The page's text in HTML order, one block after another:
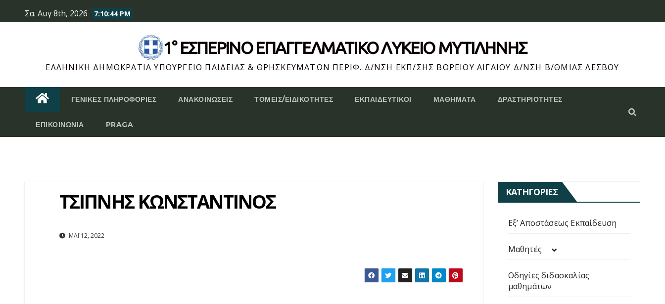
to
Σα. Αυγ 8th, 2026 7:10:44 PM
1° ΕΣΠΕΡΙΝΌ ΕΠΆΓΓΕΛΜΑΤΙΚΟ ΛΥΚΕΙΟ ΜΥΤΙΛΗΝΗΣ
ΕΛΛΗΝΙΚΉ ΔΗΜΟΚΡΑΤΊΑ ΥΠΟΥΡΓΕΊΟ ΠΑΙΔΕΙΑΣ & ΘΡΗΣΚΕΥΜΑΤΩΝ ΠΕΡΙΦ. Δ/ΝΣΗ ΕΚΠ/ΣΗΣ ΒΟΡΕΙΟΥ ΑΙΓΑΙΟΥ Δ/ΝΣΗ Β/ΘΜΙΑΣ ΛΕΣΒΟΥ
ΓΕΝΙΚΈΣ ΠΛΗΡΟΦΟΡΊΕΣ ΑΝΑΚΟΙΝΏΣΕΙΣ ΤΟΜΕΊΣ/ΕΙΔΙΚΌΤΗΤΕΣ ΕΚΠΑΙΔΕΥΤΙΚΟΊ ΜΑΘΗΜΑΤΑ ΔΡΑΣΤΗΡΙΌΤΗΤΕΣ
ΕΠΙΚΟΙΝΩΝΊΑ PRAGA
ΤΣΙΠΝΗΣ ΚΩΝΣΤΑΝΤΙΝΟΣ
ΜΆΙ 12, 2022
ΚΑΤΗΓΟΡΊΕΣ
Εξ’ Αποστάσεως Εκπαίδευση
Μαθητές
Οδηγίες διδασκαλίας
μαθημάτων